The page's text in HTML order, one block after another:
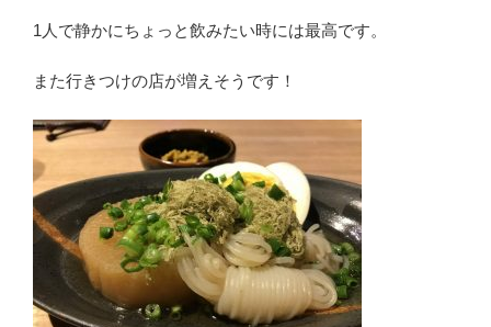
1人で静かにちょっと飲みたい時には最高です。
また行きつけの店が増えそうです！